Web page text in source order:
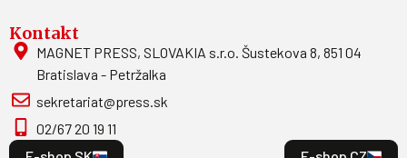
Kontakt
MAGNET PRESS, SLOVAKIA s.r.o. Šustekova 8, 851 04
Bratislava - Petržalka
sekretariat@press.sk
02/67 20 19 11